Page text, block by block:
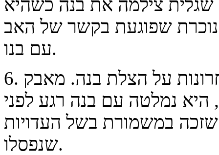
שגלית צילמה את בנה כשהיא
שפוגעת בקשר של האב
עם בנו.
6. גלית נלחמה בשלוש השנים האחרונות על הצלת בנה. מאבק
היא נמלטה עם בנה רגע לפני
במשמורת בשל העדויות
שנפסלו.